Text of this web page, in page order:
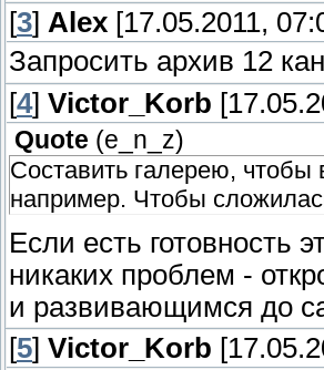
[3] Alex [17.05.2011,
Запросить архив 12
[4] Victor_Korb
Quote (e_n_z)
Составить галерею,
например. Чтобы
Если есть готовность
никаких проблем -
и развивающимся до
[5] Victor_Korb